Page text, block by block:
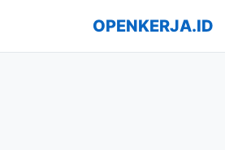
OPENKERJA.ID